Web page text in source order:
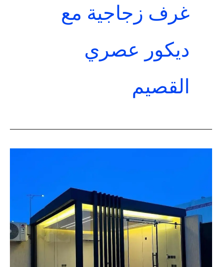
غرف زجاجية مع
ديكور عصري
القصيم
بأقل
تكلفة
|
تنسيق
السعودية